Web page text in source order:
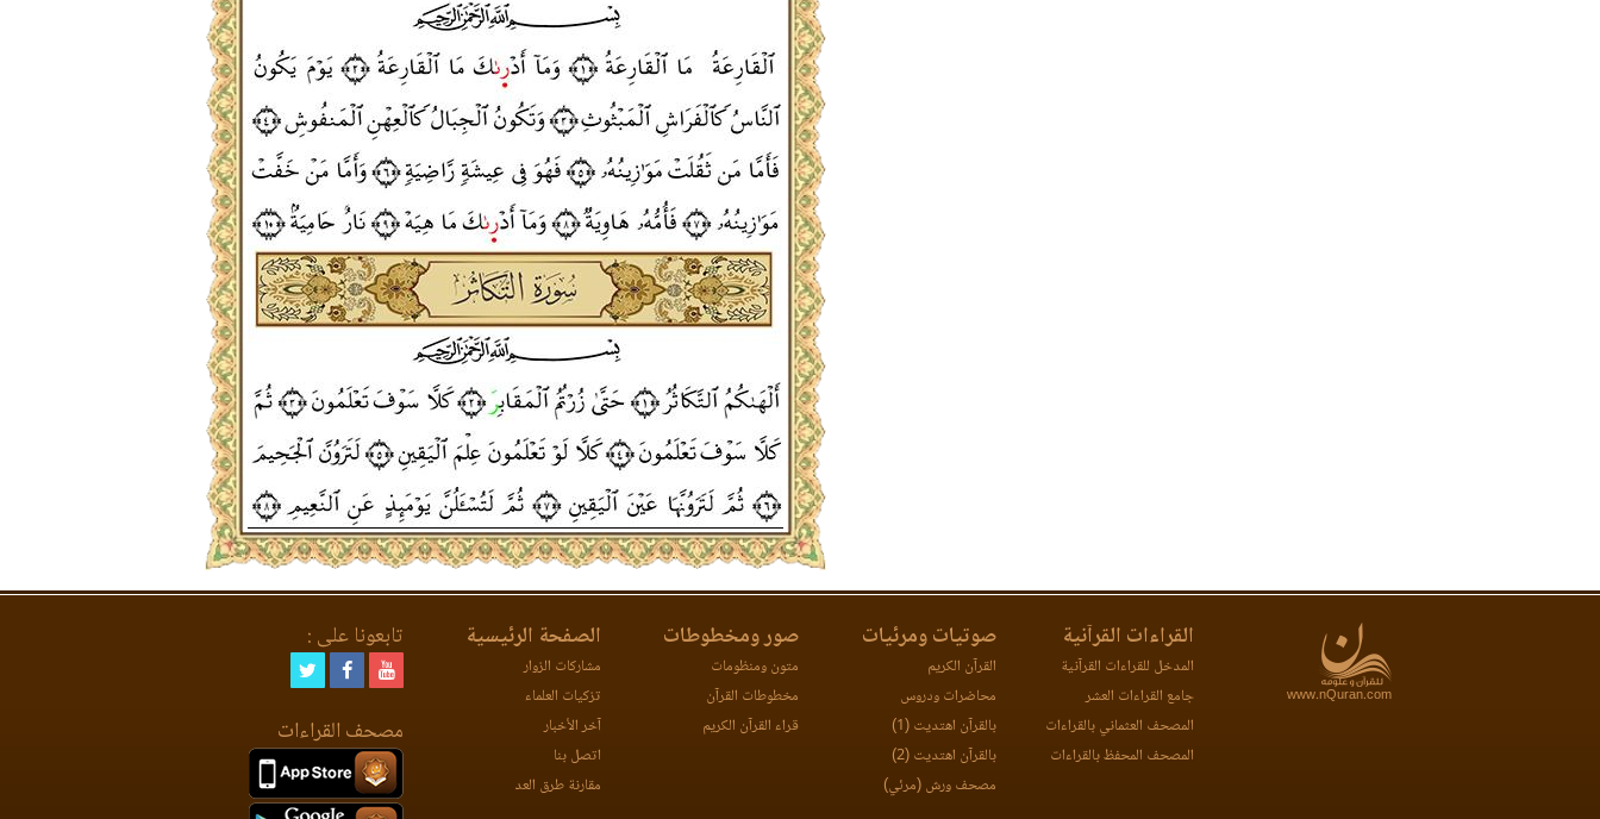
www.nQuran.com
القراءات القرآنية
المدخل للقراءات القرآنية
جامع القراءات العشر
المصحف العثماني بالقراءات
المصحف المحفظ بالقراءات
صوتيات ومرئيات
القرآن الكريم
محاضرات ودروس
بالقرآن اهتديت (1)
بالقرآن اهتديت (2)
مصحف ورش (مرئي)
صور ومخطوطات
متون ومنظومات
مخطوطات القرآن
قراء القرآن الكريم
الصفحة الرئيسية
مشاركات الزوار
تزكيات العلماء
آخر الأخبار
اتصل بنا
مقارنة طرق العد
تابعونا على :
مصحف القراءات